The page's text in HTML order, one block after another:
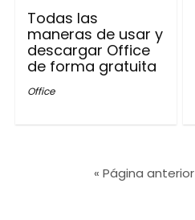
Todas las
maneras de usar y
descargar Office
de forma gratuita
Office
« Página anterior